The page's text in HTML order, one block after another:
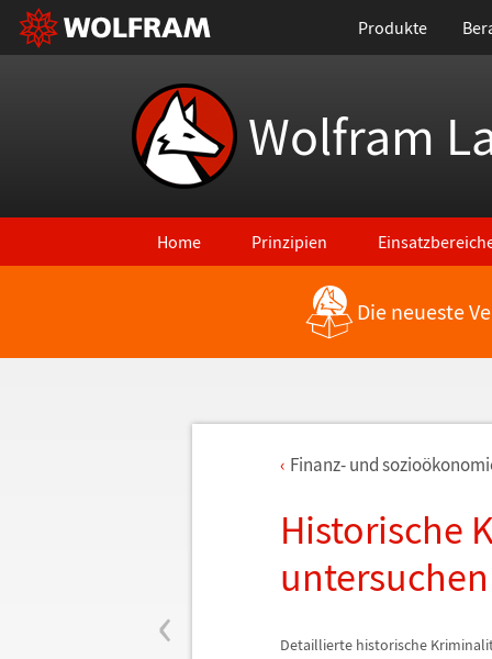
Produkte
Wolfram
Home Prinzipien
Die neueste
‹
Finanz- und sozioö
Historische
untersuchen
Detaillierte historische